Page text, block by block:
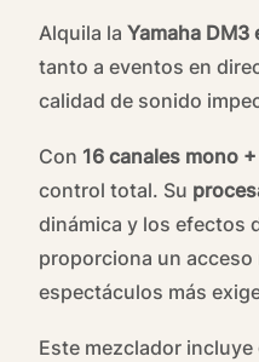
Alquila la Yamaha DM3
tanto a eventos en
calidad de sonido
Con 16 canales mono
control total. Su
dinámica y los efectos
proporciona un
espectáculos más
Este mezclador incluye